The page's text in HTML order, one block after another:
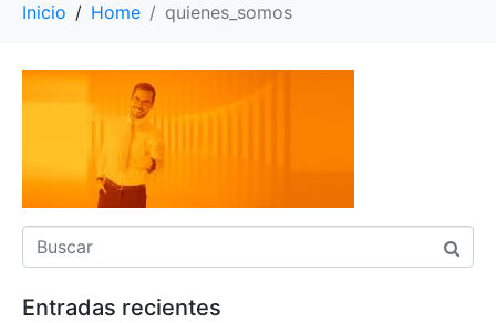
Inicio Home quienes_somos
Entradas recientes